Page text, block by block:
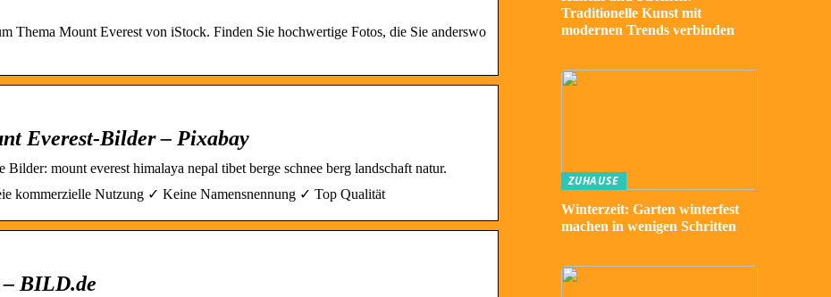
Thema Mount Everest von iStock. Finden Sie hochwertige Fotos, die Sie anderswo
Everest-Bilder – Pixabay
mount everest himalaya nepal tibet berge schnee berg landschaft natur.
kommerzielle Nutzung ✓ Keine Namensnennung ✓ Top Qualität
BILD.de
Traditionelle Kunst mit
modernen Trends verbinden
ZUHAUSE
Winterzeit: Garten winterfest
machen in wenigen Schritten